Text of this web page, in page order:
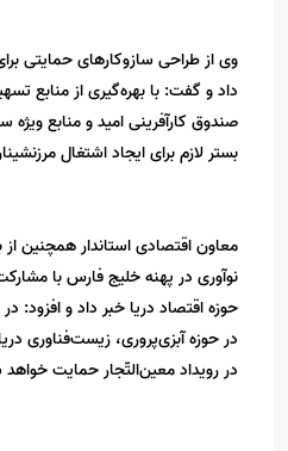
وی از طراحی سازوکارهای حمایتی
داد و گفت: با بهره‌گیری از منابع
صندوق کارآفرینی امید و منابع ویژه
بستر لازم برای ایجاد اشتغال
معاون اقتصادی استاندار همچنین از
نوآوری در پهنه خلیج فارس با
حوزه اقتصاد دریا خبر داد و افزود: در
در حوزه آبزی‌پروری، زیست‌فناوری
در رویداد معین‌التّجار حمایت